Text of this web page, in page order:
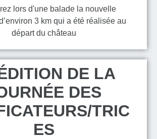
lors d'une balade la nouvelle
3 km qui a été réalisée au
départ du château
DE LA
DES
TRIC
ES